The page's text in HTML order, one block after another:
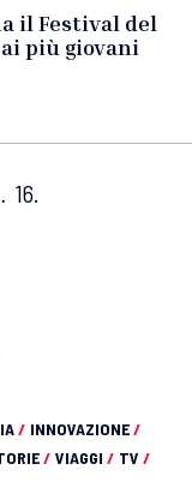
il Festival del
più giovani
16.
/ INNOVAZIONE/
/ VIAGGI / TV /